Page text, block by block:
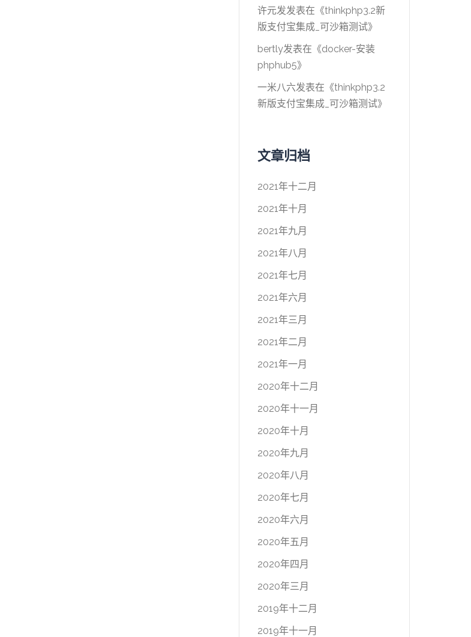
许元发发表在《thinkphp3.2新
版支付宝集成_可沙箱测试》
bertly发表在《docker-安装
phphub5》
一米八六发表在《thinkphp3.2
新版支付宝集成_可沙箱测试》
文章归档
2021年十二月
2021年十月
2021年九月
2021年八月
2021年七月
2021年六月
2021年三月
2021年二月
2021年一月
2020年十二月
2020年十一月
2020年十月
2020年九月
2020年八月
2020年七月
2020年六月
2020年五月
2020年四月
2020年三月
2019年十二月
2019年十一月